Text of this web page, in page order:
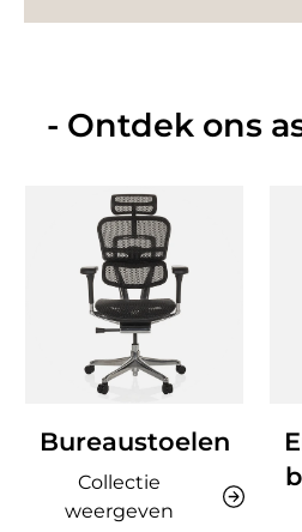
- Ontdek ons
Bureaustoelen
Collectie
weergeven